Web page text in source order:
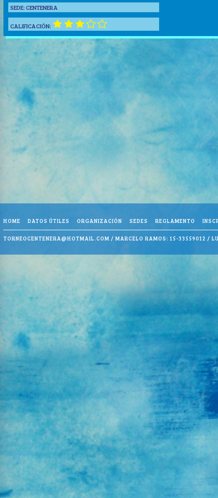
SEDE:CENTENERA
CALIFICACIÓN:
HOME DATOS ÚTILES ORGANIZACIÓN SEDES REGLAMENTO
TORNEOCENTENERA@HOTMAIL.COM / MARCELO RAMOS: 15-33559012 /